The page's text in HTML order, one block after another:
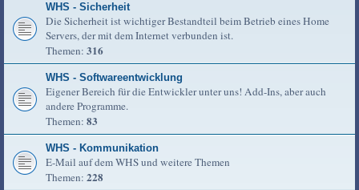
WHS - Sicherheit
Die Sicherheit ist wichtiger Bestandteil beim Betrieb eines Home
Servers, der mit dem Internet verbunden ist.
Themen: 316
WHS - Softwareentwicklung
Eigener Bereich für die Entwickler unter uns! Add-Ins, aber auch
andere Programme.
Themen: 83
WHS - Kommunikation
E-Mail auf dem WHS und weitere Themen
Themen: 228